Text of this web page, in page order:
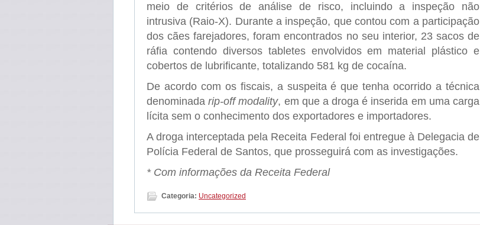
meio de critérios de análise de risco, incluindo a inspeção não
intrusiva (Raio-X). Durante a inspeção, que contou com a participação
dos cães farejadores, foram encontrados no seu interior, 23 sacos de
ráfia contendo diversos tabletes envolvidos em material plástico e
cobertos de lubrificante, totalizando 581 kg de cocaína.
De acordo com os fiscais, a suspeita é que tenha ocorrido a técnica
denominadarip-off modality, em que a droga é inserida em uma carga
lícita sem o conhecimento dos exportadores e importadores.
A droga interceptada pela Receita Federal foi entregue à Delegacia de
Polícia Federal de Santos, que prosseguirá com as investigações.
* Com informações da Receita Federal
Categoria: Uncategorized